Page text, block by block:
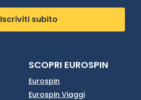
Iscriviti subito
SCOPRI EUROSPIN
Eurospin
Eurospin Viaggi